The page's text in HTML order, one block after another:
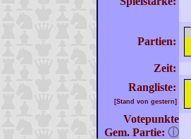
Partien:
Zeit:
Rangliste:
[Stand von gestern]
Votepunkte
Gem. Partie: ⓘ